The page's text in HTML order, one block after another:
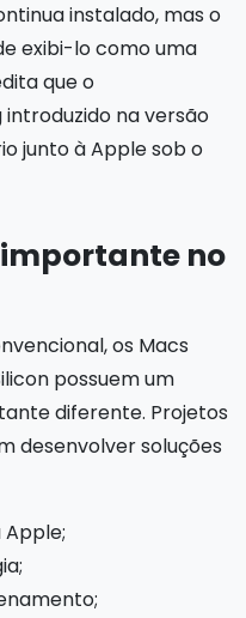
instalado, mas o
exibi-lo como uma
que o
na versão
junto à Apple sob o
importante no
os Macs
possuem um
diferente. Projetos
desenvolver soluções